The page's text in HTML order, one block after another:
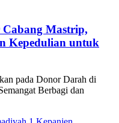
Mastrip,
Kepedulian untuk
pada Donor Darah di
Berbagi dan